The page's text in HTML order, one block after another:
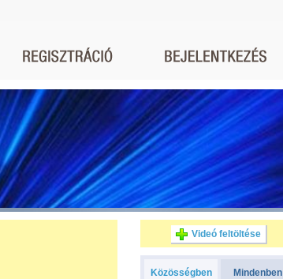
Videó feltöltése
Közösségben Mindenben